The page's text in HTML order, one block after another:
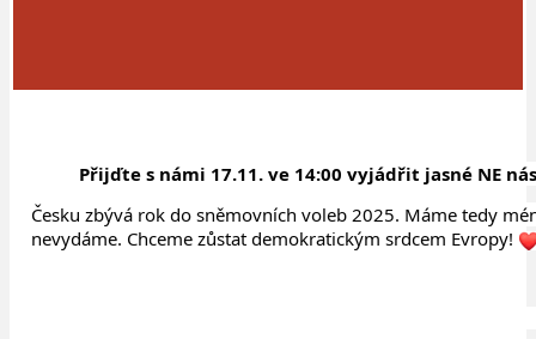
Přijďte s námi 17.11. ve 14:00 vyjádřit jasné NE
Česku zbývá rok do sněmovních voleb 2025. Máme tedy
nevydáme. Chceme zůstat demokratickým srdcem Evropy!